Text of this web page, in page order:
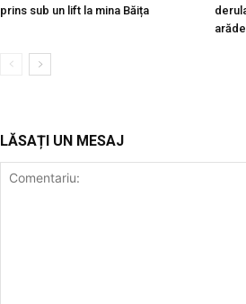
prins sub un lift la mina Băița
LĂSAȚI UN MESAJ